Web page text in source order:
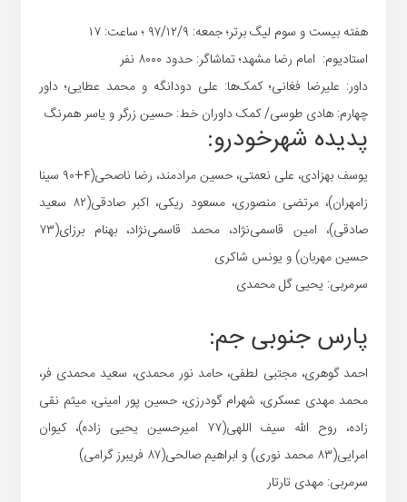
هفته بیست و سوم لیگ برتر؛ جمعه: ۹۷/۱۲/۹ ؛ ساعت: ۱۷
استادیوم: امام رضا مشهد؛ تماشاگر: حدود ۸۰۰۰ نفر
داور: علیرضا فغانی؛ کمک‌ها: علی دودانگه و محمد عطایی؛ داور
چهارم: هادی طوسی/ کمک داوران خط: حسین زرگر و یاسر همرنگ
پدیده شهرخودرو:
یوسف بهزادی، علی نعمتی، حسین مرادمند، رضا ناصحی(۴+۹۰ سینا
زامهران)، مرتضی منصوری، مسعود ریکی، اکبر صادقی(۸۲ سعید
صادقی)، امین قاسمی‌نژاد، محمد قاسمی‌نژاد، بهنام برزای(۷۳
حسین مهربان) و یونس شاکری
سرمربی: یحیی گل محمدی
پارس جنوبی جم:
احمد گوهری، مجتبی لطفی، حامد نور محمدی، سعید محمدی فر،
محمد مهدی عسکری، شهرام گودرزی، حسین پور امینی، میثم نقی
زاده، روح الله سیف اللهی(۷۷ امیرحسین یحیی زاده)، کیوان
امرایی(۸۳ محمد نوری) و ابراهیم صالحی(۸۷ فریبرز گرامی)
سرمربی: مهدی تارتار